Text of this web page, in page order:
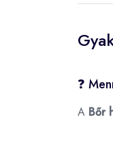
❓
A Bőr